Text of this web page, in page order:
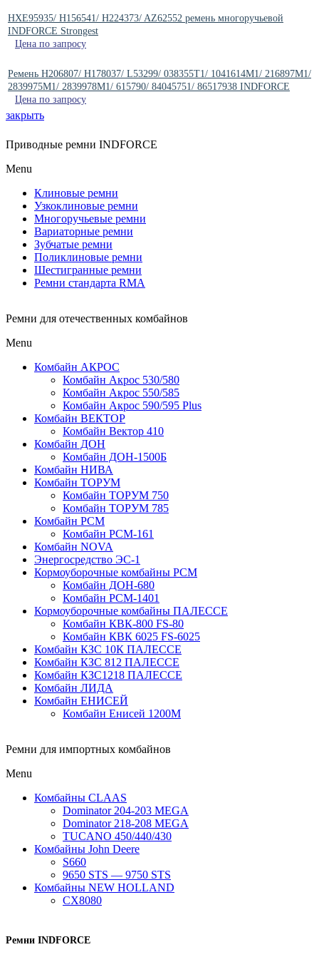
HXE95935/ H156541/ H224373/ AZ62552 ремень многоручьевой
INDFORCE Strongest
Цена по запросу
Ремень H206807/ H178037/ L53299/ 038355T1/ 1041614M1/ 216897M1/
2839975M1/ 2839978M1/ 615790/ 84045751/ 86517938 INDFORCE
Цена по запросу
закрыть
Приводные ремни INDFORCE
Menu
Клиновые ремни
Узкоклиновые ремни
Многоручьевые ремни
Вариаторные ремни
Зубчатые ремни
Поликлиновые ремни
Шестигранные ремни
Ремни стандарта RMA
Ремни для отечественных комбайнов
Menu
Комбайн АКРОС
Комбайн Акрос 530/580
Комбайн Акрос 550/585
Комбайн Акрос 590/595 Plus
Комбайн ВЕКТОР
Комбайн Вектор 410
Комбайн ДОН
Комбайн ДОН-1500Б
Комбайн НИВА
Комбайн ТОРУМ
Комбайн ТОРУМ 750
Комбайн ТОРУМ 785
Комбайн РСМ
Комбайн РСМ-161
Комбайн NOVA
Энергосредство ЭС-1
Кормоуборочные комбайны РСМ
Комбайн ДОН-680
Комбайн РСМ-1401
Кормоуборочные комбайны ПАЛЕССЕ
Комбайн КВК-800 FS-80
Комбайн КВК 6025 FS-6025
Комбайн КЗС 10К ПАЛЕССЕ
Комбайн КЗС 812 ПАЛЕССЕ
Комбайн КЗС1218 ПАЛЕССЕ
Комбайн ЛИДА
Комбайн ЕНИСЕЙ
Комбайн Енисей 1200М
Ремни для импортных комбайнов
Menu
Комбайны CLAAS
Dominator 204-203 MEGA
Dominator 218-208 MEGA
TUCANO 450/440/430
Комбайны John Deere
S660
9650 STS — 9750 STS
Комбайны NEW HOLLAND
CX8080
Ремни INDFORCE